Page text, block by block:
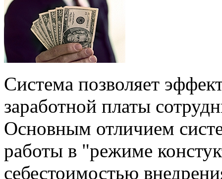
Система позволяет
заработной платы
Основным отличием
работы в "режиме
себестоимостью